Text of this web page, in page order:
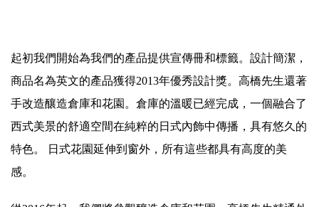
起初我們開始為我們的產品提供宣傳冊和標籤。設計簡潔，
商品名為英文的產品獲得2013年優秀設計獎。高橋先生還著
手改造釀造倉庫和花園。倉庫的溫暖已經完成，一個融合了
西式美景的舒適空間在純粹的日式內飾中傳播，具有悠久的
特色。 日式花園延伸到窗外，所有這些都具有高度的美
感。